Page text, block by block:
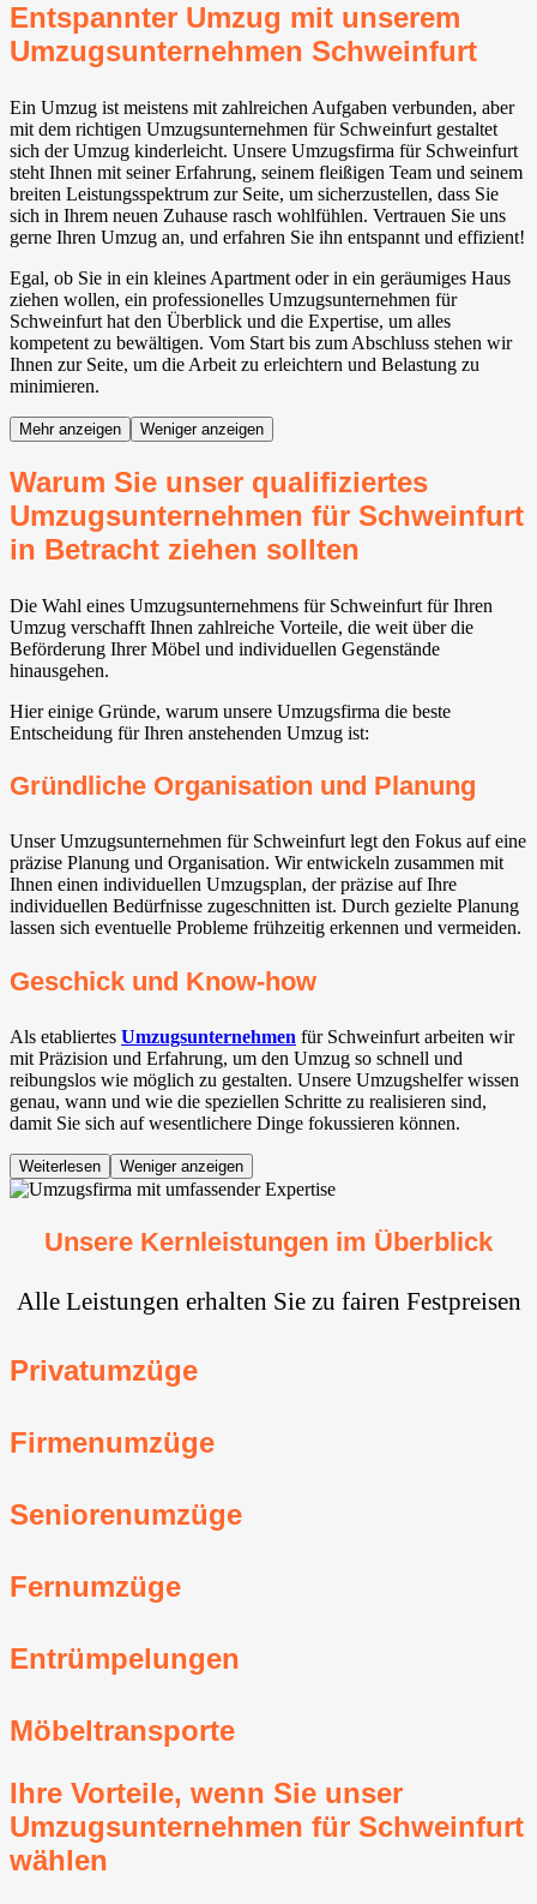
Entspannter Umzug mit unserem
Umzugsunternehmen Schweinfurt
Ein Umzug ist meistens mit zahlreichen Aufgaben verbunden, aber
mit dem richtigen Umzugsunternehmen für Schweinfurt gestaltet
sich der Umzug kinderleicht. Unsere Umzugsfirma für Schweinfurt
steht Ihnen mit seiner Erfahrung, seinem fleißigen Team und seinem
breiten Leistungsspektrum zur Seite, um sicherzustellen, dass Sie
sich in Ihrem neuen Zuhause rasch wohlfühlen. Vertrauen Sie uns
gerne Ihren Umzug an, und erfahren Sie ihn entspannt und effizient!
Egal, ob Sie in ein kleines Apartment oder in ein geräumiges Haus
ziehen wollen, ein professionelles Umzugsunternehmen für
Schweinfurt hat den Überblick und die Expertise, um alles
kompetent zu bewältigen. Vom Start bis zum Abschluss stehen wir
Ihnen zur Seite, um die Arbeit zu erleichtern und Belastung zu
minimieren.
Mehr anzeigen Weniger anzeigen
Warum Sie unser qualifiziertes
Umzugsunternehmen für Schweinfurt
in Betracht ziehen sollten
Die Wahl eines Umzugsunternehmens für Schweinfurt für Ihren
Umzug verschafft Ihnen zahlreiche Vorteile, die weit über die
Beförderung Ihrer Möbel und individuellen Gegenstände
hinausgehen.
Hier einige Gründe, warum unsere Umzugsfirma die beste
Entscheidung für Ihren anstehenden Umzug ist:
Gründliche Organisation und Planung
Unser Umzugsunternehmen für Schweinfurt legt den Fokus auf eine
präzise Planung und Organisation. Wir entwickeln zusammen mit
Ihnen einen individuellen Umzugsplan, der präzise auf Ihre
individuellen Bedürfnisse zugeschnitten ist. Durch gezielte Planung
lassen sich eventuelle Probleme frühzeitig erkennen und vermeiden.
Geschick und Know-how
Als etabliertes Umzugsunternehmen für Schweinfurt arbeiten wir
mit Präzision und Erfahrung, um den Umzug so schnell und
reibungslos wie möglich zu gestalten. Unsere Umzugshelfer wissen
genau, wann und wie die speziellen Schritte zu realisieren sind,
damit Sie sich auf wesentlichere Dinge fokussieren können.
Weiterlesen Weniger anzeigen
Unsere Kernleistungen im Überblick
Alle Leistungen erhalten Sie zu fairen Festpreisen
Privatumzüge
Firmenumzüge
Seniorenumzüge
Fernumzüge
Entrümpelungen
Möbeltransporte
Ihre Vorteile, wenn Sie unser
Umzugsunternehmen für Schweinfurt
wählen